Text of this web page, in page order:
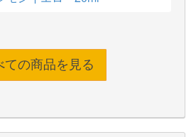
ての商品を見る